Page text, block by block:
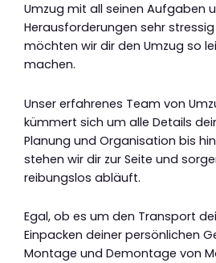
Umzug mit all seinen Aufgaben
Herausforderungen sehr
möchten wir dir den Umzug so
machen.
Unser erfahrenes Team von
kümmert sich um alle Details
Planung und Organisation bis
stehen wir dir zur Seite und
reibungslos abläuft.
Egal, ob es um den Transport
Einpacken deiner persönlichen
Montage und Demontage von